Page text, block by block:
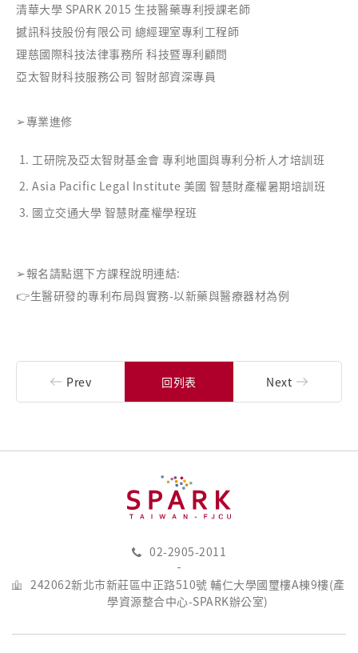
清華大學 SPARK 2015 生技醫藥專利授課老師
撼訊科技股份有限公司 總經理室專利工程師
理慈國際科技法律事務所 科技暨專利顧問
亞太智財科技服務公司 智財部資深專員
➢專業進修
工研院及亞太智財基金會 專利地圖與專利分析人才培訓班
Asia Pacific Legal Institute 美國 智慧財產權暑期培訓班
國立交通大學 智慧財產權學程班
➢報名請點選下方課程說明連結:
👉生醫研發的專利布局與實務-以新藥與醫療器材為例
Prev 回列表 Next
02-2905-2011
242062新北市新莊區中正路510號 輔仁大學國璽樓A棟9樓(產
學資源整合中心-SPARK辦公室)